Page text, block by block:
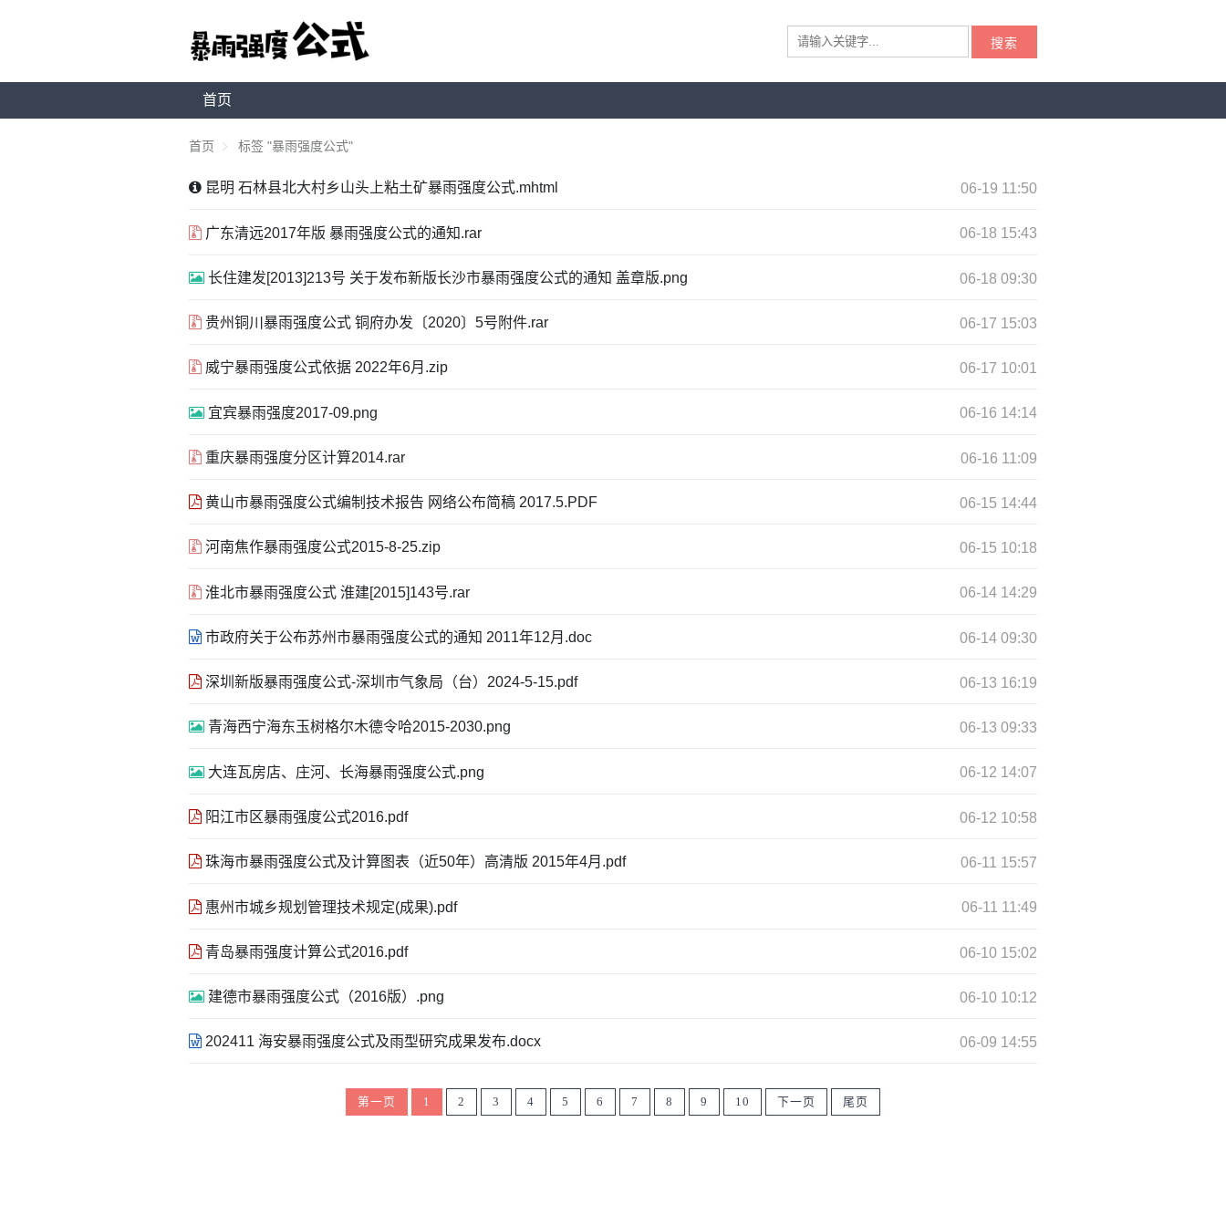
搜索
首页
首页 标签 "暴雨强度公式"
昆明 石林县北大村乡山头上粘土矿暴雨强度公式.mhtml 06-19 11:50
广东清远2017年版 暴雨强度公式的通知.rar 06-18 15:43
长住建发[2013]213号 关于发布新版长沙市暴雨强度公式的通知 盖章版.png 06-18 09:30
贵州铜川暴雨强度公式 铜府办发〔2020〕5号附件.rar 06-17 15:03
威宁暴雨强度公式依据 2022年6月.zip 06-17 10:01
宜宾暴雨强度2017-09.png 06-16 14:14
重庆暴雨强度分区计算2014.rar 06-16 11:09
黄山市暴雨强度公式编制技术报告 网络公布简稿 2017.5.PDF 06-15 14:44
河南焦作暴雨强度公式2015-8-25.zip 06-15 10:18
淮北市暴雨强度公式 淮建[2015]143号.rar 06-14 14:29
市政府关于公布苏州市暴雨强度公式的通知 2011年12月.doc 06-14 09:30
深圳新版暴雨强度公式-深圳市气象局（台）2024-5-15.pdf 06-13 16:19
青海西宁海东玉树格尔木德令哈2015-2030.png 06-13 09:33
大连瓦房店、庄河、长海暴雨强度公式.png 06-12 14:07
阳江市区暴雨强度公式2016.pdf 06-12 10:58
珠海市暴雨强度公式及计算图表（近50年）高清版 2015年4月.pdf 06-11 15:57
惠州市城乡规划管理技术规定(成果).pdf 06-11 11:49
青岛暴雨强度计算公式2016.pdf 06-10 15:02
建德市暴雨强度公式（2016版）.png 06-10 10:12
202411 海安暴雨强度公式及雨型研究成果发布.docx 06-09 14:55
第一页 1 2 3 4 5 6 7 8 9 10 下一页 尾页